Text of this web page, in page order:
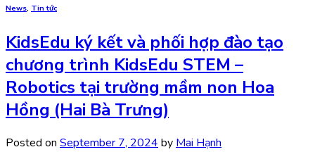
News, Tin tức
KidsEdu ký kết và phối hợp đào tạo
chương trình KidsEdu STEM –
Robotics tại trường mầm non Hoa
Hồng (Hai Bà Trưng)
Posted on September 7, 2024 by Mai Hạnh